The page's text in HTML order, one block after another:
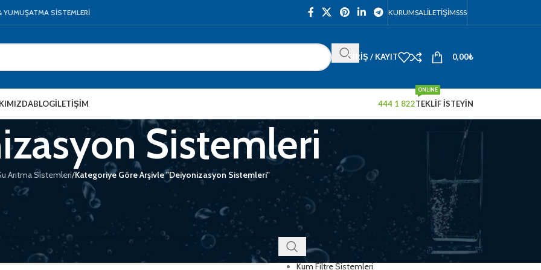
YUMUŞATMA SİSTEMLERİ KURUMSAL İLETIŞIMSSS
GIRIŞ / KAYIT 0,00₺
BLOGİLETIŞIM 444 1 822TEKLİF İSTEYİN
ONLINE
Sistemleri
Arıtma Sistemleri/Kategoriye Göre Arşivle "Deiyonizasyon Sistemleri"
yardımcı olacaktır.
KATEGORILER
Akış Kontrol Ekipmanları
Atık Su Arıtma Sistemleri
Endüstriyel Su Arıtma Sistemleri
Kimyasal Dozaj Sistemleri
Kum Filtre Sistemleri